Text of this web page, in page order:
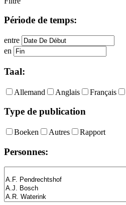
Période de temps:
entre
en
Taal:
Allemand Anglais Français
Type de publication
Boeken Autres Rapport
Personnes: